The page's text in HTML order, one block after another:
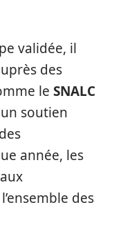
validée, il
des
le SNALC
soutien
année, les
des